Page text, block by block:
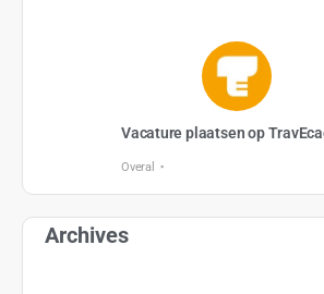
Vacature plaatsen op
Overal
Archives